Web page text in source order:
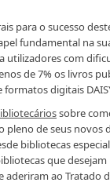
para o sucesso
fundamental na
utilizadores com
de 7% os livros
digitais
sobre
pleno de seus novos
bibliotecas
que desejam
aderiram ao Tratado